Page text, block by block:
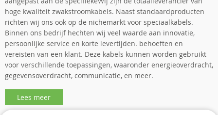
hoge kwaliteit zwakstroomkabels. Naast standaardproducten
richten wij ons ook op de nichemarkt voor speciaalkabels.
Binnen ons bedrijf hechten wij veel waarde aan innovatie,
persoonlijke service en korte levertijden. behoeften en
vereisten van een klant. Deze kabels kunnen worden gebruikt
voor verschillende toepassingen, waaronder energieoverdracht,
gegevensoverdracht, communicatie, en meer.
Lees meer